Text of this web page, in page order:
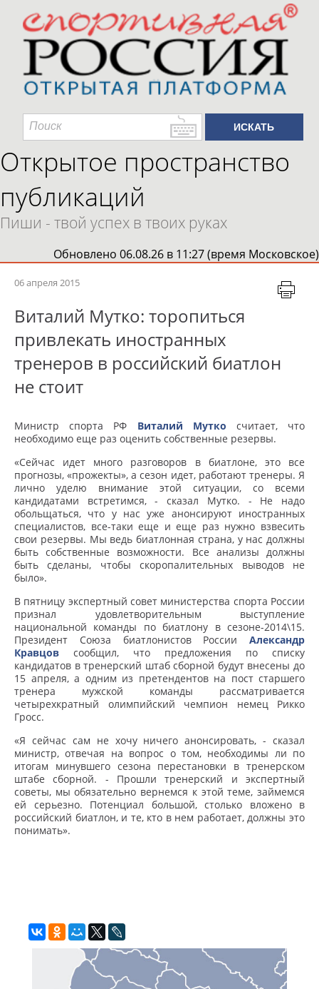
Открытое пространство
публикаций
Пиши - твой успех в твоих руках
Обновлено 06.08.26 в 11:27 (время Московское)
06 апреля 2015
Виталий Мутко: торопиться
привлекать иностранных
тренеров в российский биатлон
не стоит
Министр спорта РФ Виталий Мутко считает, что
необходимо еще раз оценить собственные резервы.
«Сейчас идет много разговоров в биатлоне, это все
прогнозы, «прожекты», а сезон идет, работают тренеры. Я
лично уделю внимание этой ситуации, со всеми
кандидатами встретимся, - сказал Мутко. - Не надо
обольщаться, что у нас уже анонсируют иностранных
специалистов, все-таки еще и еще раз нужно взвесить
свои резервы. Мы ведь биатлонная страна, у нас должны
быть собственные возможности. Все анализы должны
быть сделаны, чтобы скоропалительных выводов не
было».
В пятницу экспертный совет министерства спорта России
признал удовлетворительным выступление
национальной команды по биатлону в сезоне-2014\15.
Президент Союза биатлонистов России Александр
Кравцов сообщил, что предложения по списку
кандидатов в тренерский штаб сборной будут внесены до
15 апреля, а одним из претендентов на пост старшего
тренера мужской команды рассматривается
четырехкратный олимпийский чемпион немец Рикко
Гросс.
«Я сейчас сам не хочу ничего анонсировать, - сказал
министр, отвечая на вопрос о том, необходимы ли по
итогам минувшего сезона перестановки в тренерском
штабе сборной. - Прошли тренерский и экспертный
советы, мы обязательно вернемся к этой теме, займемся
ей серьезно. Потенциал большой, столько вложено в
российский биатлон, и те, кто в нем работает, должны это
понимать».